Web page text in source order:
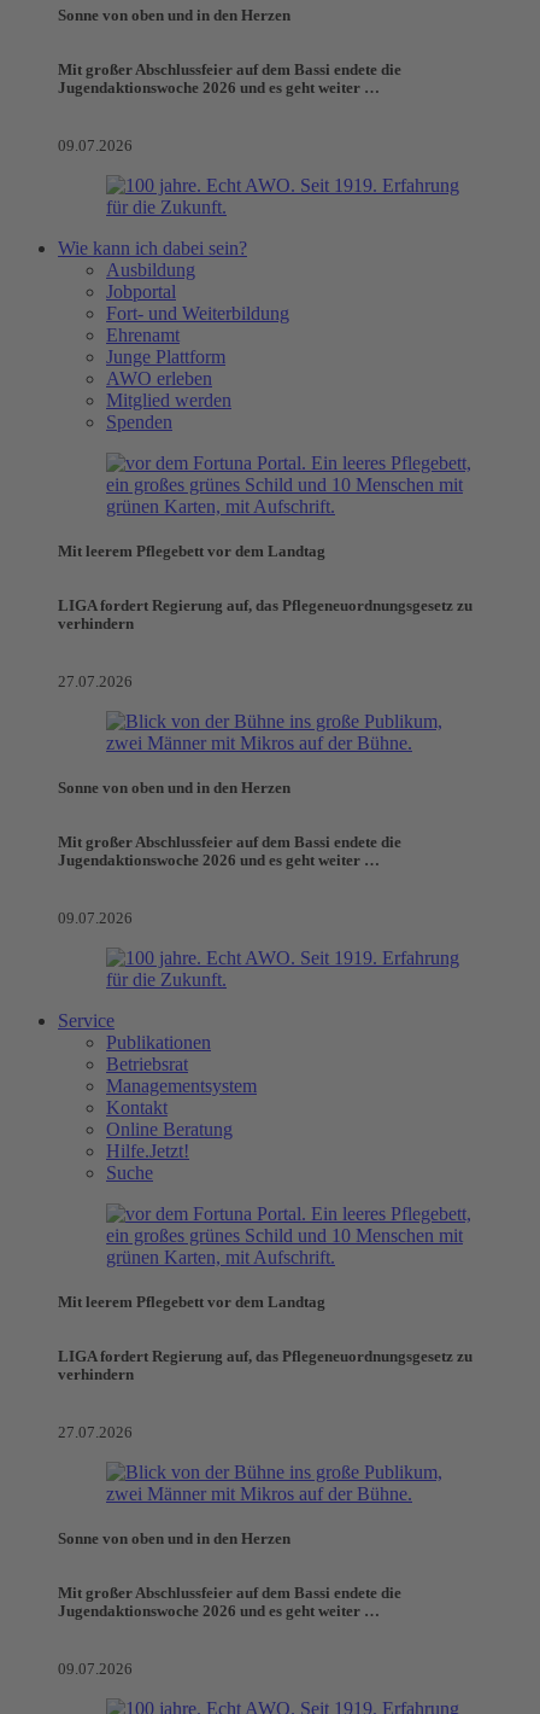
Sonne von oben und in den Herzen
Mit großer Abschlussfeier auf dem Bassi endete die
Jugendaktionswoche 2026 und es geht weiter …
09.07.2026
Wie kann ich dabei sein?
Ausbildung
Jobportal
Fort- und Weiterbildung
Ehrenamt
Junge Plattform
AWO erleben
Mitglied werden
Spenden
Mit leerem Pflegebett vor dem Landtag
LIGA fordert Regierung auf, das Pflegeneuordnungsgesetz zu
verhindern
27.07.2026
Sonne von oben und in den Herzen
Mit großer Abschlussfeier auf dem Bassi endete die
Jugendaktionswoche 2026 und es geht weiter …
09.07.2026
Service
Publikationen
Betriebsrat
Managementsystem
Kontakt
Online Beratung
Hilfe.Jetzt!
Suche
Mit leerem Pflegebett vor dem Landtag
LIGA fordert Regierung auf, das Pflegeneuordnungsgesetz zu
verhindern
27.07.2026
Sonne von oben und in den Herzen
Mit großer Abschlussfeier auf dem Bassi endete die
Jugendaktionswoche 2026 und es geht weiter …
09.07.2026